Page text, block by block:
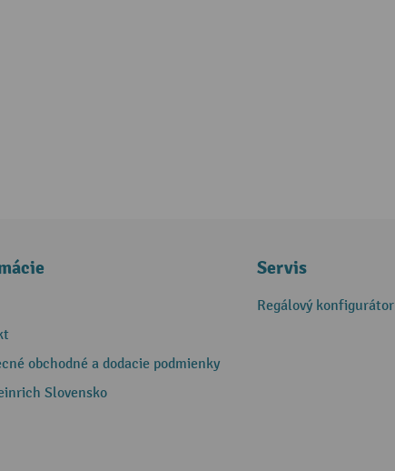
obchodné a dodacie podmienky
Slovensko
Servis
Regálový konfigurátor